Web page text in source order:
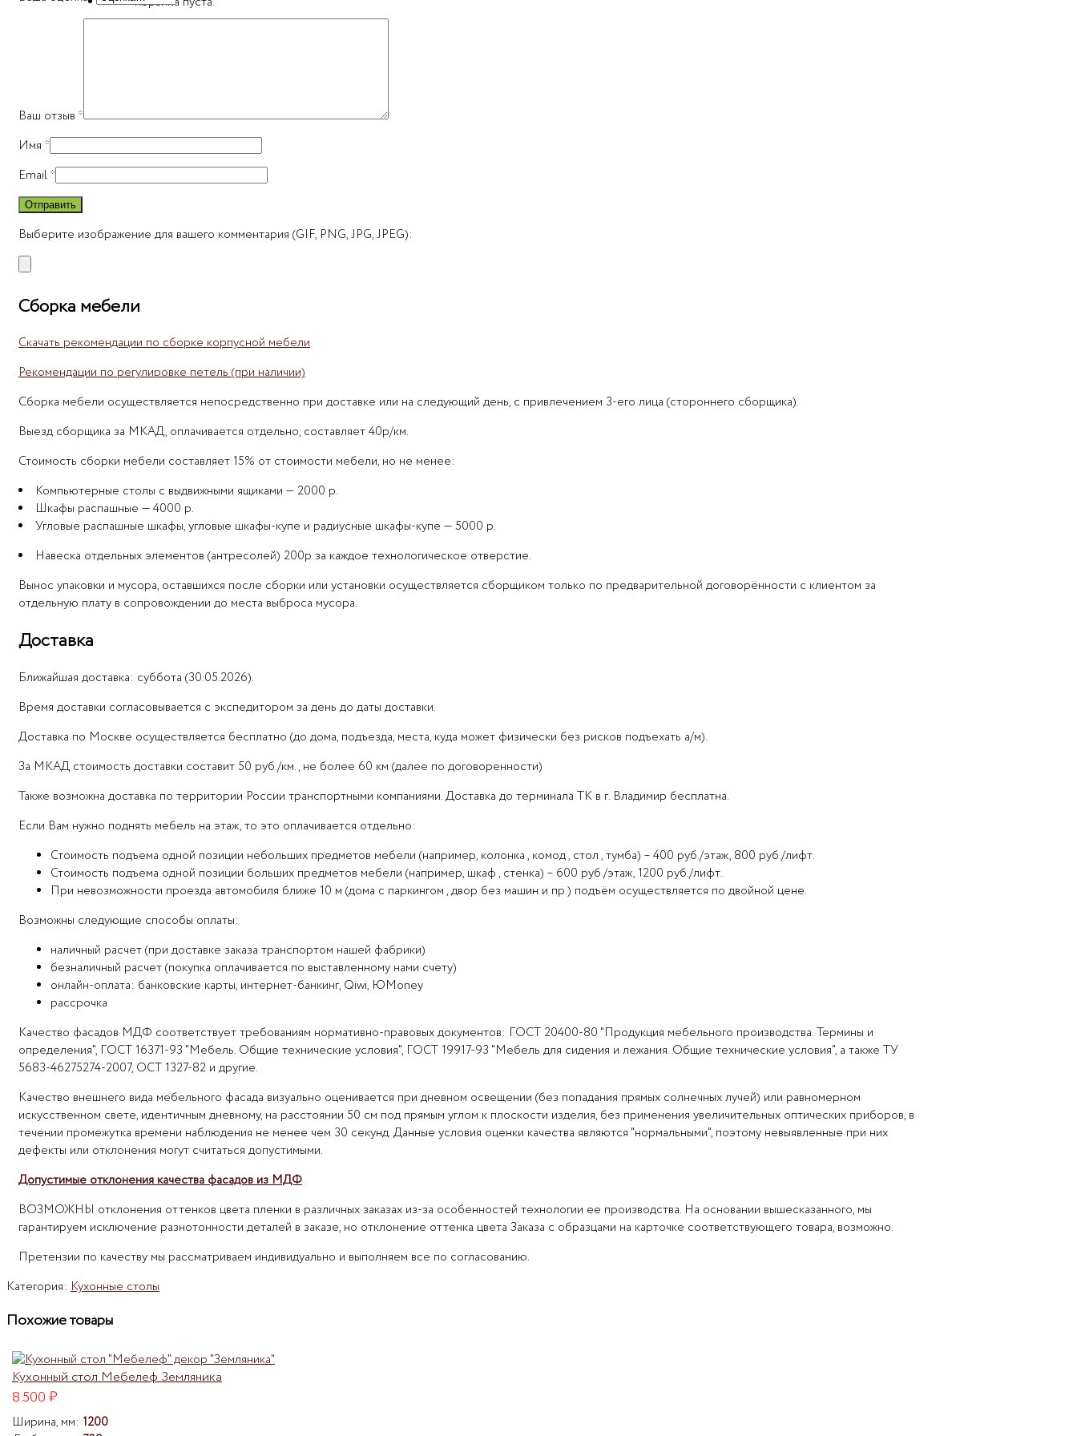
Ваш отзыв *
Имя *
Email*
Выберите изображение для вашего комментария (GIF, PNG, JPG, JPEG):
Сборка мебели
Скачать рекомендации по сборке корпусной мебели
Рекомендации по регулировке петель (при наличии)
Сборка мебели осуществляется непосредственно при доставке или на следующий день, с привлечением 3-его лица (стороннего сборщика).
Выезд сборщика за МКАД, оплачивается отдельно, составляет 40р/км.
Стоимость сборки мебели составляет 15% от стоимости мебели, но не менее:
Компьютерные столы с выдвижными ящиками — 2000 р.
Шкафы распашные — 4000 р.
Угловые распашные шкафы, угловые шкафы-купе и радиусные шкафы-купе — 5000 р.
Навеска отдельных элементов (антресолей) 200р за каждое технологическое отверстие.
Вынос упаковки и мусора, оставшихся после сборки или установки осуществляется сборщиком только по предварительной договорённости с клиентом за
отдельную плату в сопровождении до места выброса мусора.
Доставка
Ближайшая доставка: суббота (30.05.2026).
Время доставки согласовывается с экспедитором за день до даты доставки.
Доставка по Москве осуществляется бесплатно (до дома, подъезда, места, куда может физически без рисков подъехать а/м).
За МКАД стоимость доставки составит 50 руб./км., не более 60 км (далее по договоренности)
Также возможна доставка по территории России транспортными компаниями. Доставка до терминала ТК в г. Владимир бесплатна.
Если Вам нужно поднять мебель на этаж, то это оплачивается отдельно:
Стоимость подъема одной позиции небольших предметов мебели (например, колонка , комод , стол , тумба) – 400 руб./этаж, 800 руб./лифт.
Стоимость подъема одной позиции больших предметов мебели (например, шкаф , стенка) – 600 руб./этаж, 1200 руб./лифт.
При невозможности проезда автомобиля ближе 10 м (дома с паркингом , двор без машин и пр.) подъём осуществляется по двойной цене.
Возможны следующие способы оплаты:
наличный расчет (при доставке заказа транспортом нашей фабрики)
безналичный расчет (покупка оплачивается по выставленному нами счету)
онлайн-оплата: банковские карты, интернет-банкинг, Qiwi, ЮMoney
рассрочка
Качество фасадов МДФ соответствует требованиям нормативно-правовых документов: ГОСТ 20400-80 "Продукция мебельного производства. Термины и
определения", ГОСТ 16371-93 "Мебель. Общие технические условия", ГОСТ 19917-93 "Мебель для сидения и лежания. Общие технические условия", а также ТУ
5683-46275274-2007, ОСТ 1327-82 и другие.
Качество внешнего вида мебельного фасада визуально оценивается при дневном освещении (без попадания прямых солнечных лучей) или равномерном
искусственном свете, идентичным дневному, на расстоянии 50 см под прямым углом к плоскости изделия, без применения увеличительных оптических приборов, в
течении промежутка времени наблюдения не менее чем 30 секунд. Данные условия оценки качества являются "нормальными", поэтому невыявленные при них
дефекты или отклонения могут считаться допустимыми.
Допустимые отклонения качества фасадов из МДФ
ВОЗМОЖНЫ отклонения оттенков цвета пленки в различных заказах из-за особенностей технологии ее производства. На основании вышесказанного, мы
гарантируем исключение разнотонности деталей в заказе, но отклонение оттенка цвета Заказа с образцами на карточке соответствующего товара, возможно.
Претензии по качеству мы рассматриваем индивидуально и выполняем все по согласованию.
Категория: Кухонные столы
Похожие товары
Кухонный стол Мебелеф Земляника
8.500₽
Ширина, мм: 1200